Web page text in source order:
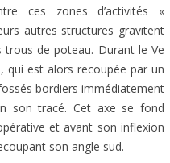
ces zones d’activités «
autres structures gravitent
de poteau. Durant le Ve
qui est alors recoupée par un
bordiers immédiatement
son tracé. Cet axe se fond
et avant son inflexion
son angle sud.